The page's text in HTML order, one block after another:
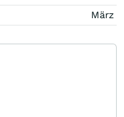
März